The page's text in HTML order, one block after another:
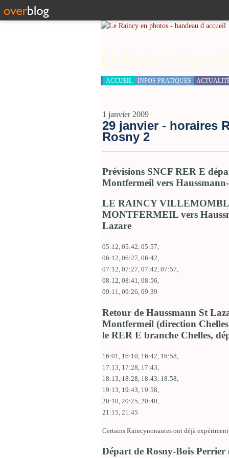
ACCUEIL INFOS PRATIQUES
1 janvier 2009
29 janvier - horaires
Rosny 2
Prévisions SNCF RER E
Montfermeil vers
LE RAINCY
MONTFERMEIL vers
Lazare
05:12, 05:42, 05:57,
06:12, 06:27, 06:42,
07:12, 07:27, 07:42, 07:57,
08:12, 08:41, 08:56,
09:11, 09:26, 09:39
Retour de Haussmann St
Montfermeil (direction
le RER E branche Chelles,
16:01, 16:10, 16:42, 16:58,
17:13, 17:28, 17:43,
18:13, 18:28, 18:43, 18:58,
19:13, 19:43, 19:58,
20:10, 20:25, 20:40,
21:15, 21:45
Certains Raincynonautes ont déjà
Départ de Rosny-Bois